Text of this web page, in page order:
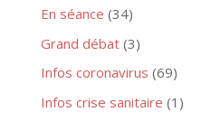
En séance (34)
Grand débat(3)
Infos coronavirus (69)
Infos crise sanitaire (1)